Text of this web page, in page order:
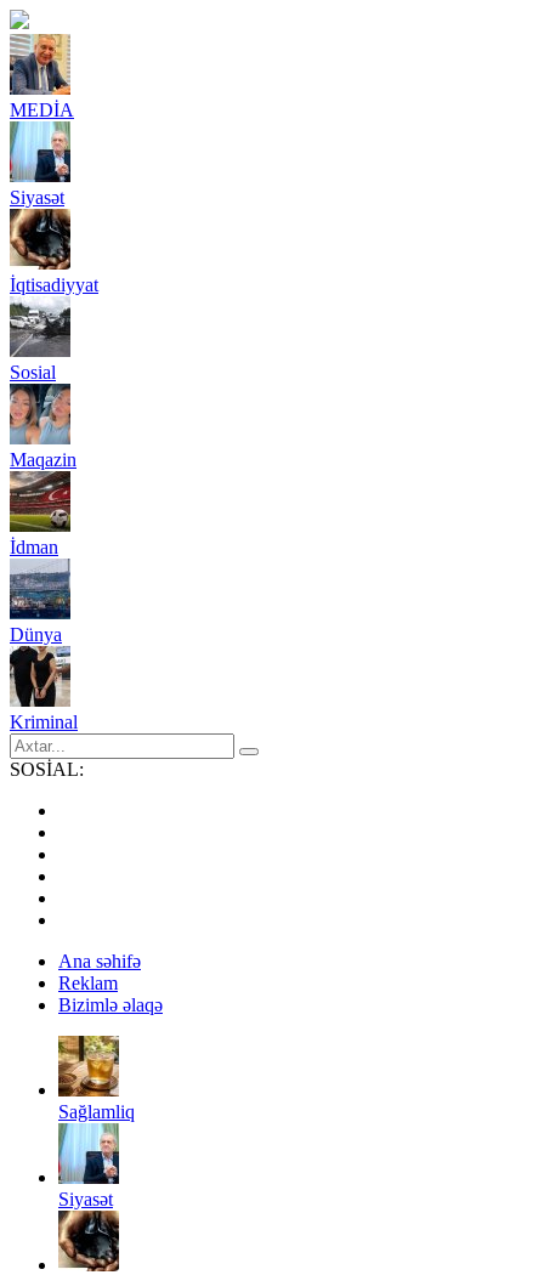
MEDİA
Siyasət
İqtisadiyyat
Sosial
Maqazin
İdman
Dünya
Kriminal
SOSİAL:
Ana səhifə
Reklam
Bizimlə əlaqə
Sağlamliq
Siyasət